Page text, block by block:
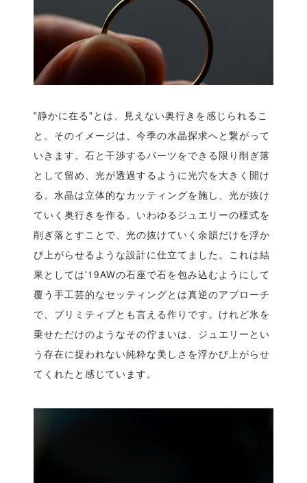
"静かに在る"とは、見えない奥行きを感じられるこ
と。そのイメージは、今季の水晶探求へと繋がって
いきます。石と干渉するパーツをできる限り削ぎ落
として留め、光が透過するように光穴を大きく開け
る。水晶は立体的なカッティングを施し、光が抜け
ていく奥行きを作る。いわゆるジュエリーの様式を
削ぎ落とすことで、光の抜けていく余韻だけを浮か
び上がらせるような設計に仕立てました。これは結
果としては'19AWの石座で石を包み込むようにして
覆う手工芸的なセッティングとは真逆のアプローチ
で、プリミティブとも言える作りです。けれど氷を
乗せただけのようなその佇まいは、ジュエリーとい
う存在に捉われない純粋な美しさを浮かび上がらせ
てくれたと感じています。